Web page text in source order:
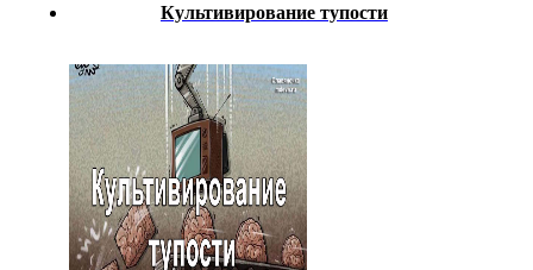
Культивирование тупости